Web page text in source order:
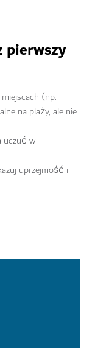
(np.
na plaży, ale nie
uczuć w
uprzejmość i